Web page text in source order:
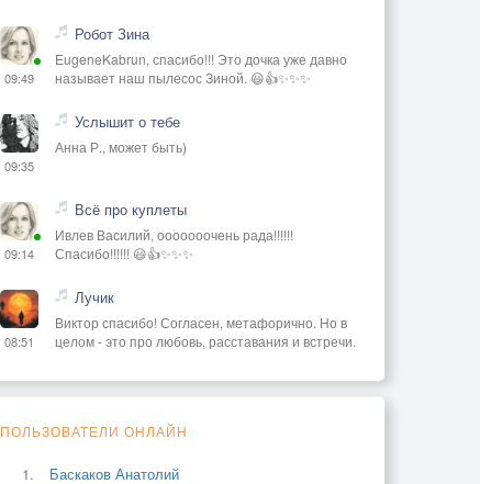
09:49
Робот Зина
EugeneKabrun, спасибо!!! Это дочка уже давно
называет наш пылесос Зиной. 😃👍✨✨✨
09:35
Услышит о тебе
Анна Р., может быть)
09:14
Всё про куплеты
Ивлев Василий, ооооооочень рада!!!!!!
Спасибо!!!!!! 😃👍✨✨✨
08:51
Лучик
Виктор спасибо! Согласен, метафорично. Но в
целом - это про любовь, расставания и встречи.
ПОЛЬЗОВАТЕЛИ ОНЛАЙН
Баскаков Анатолий